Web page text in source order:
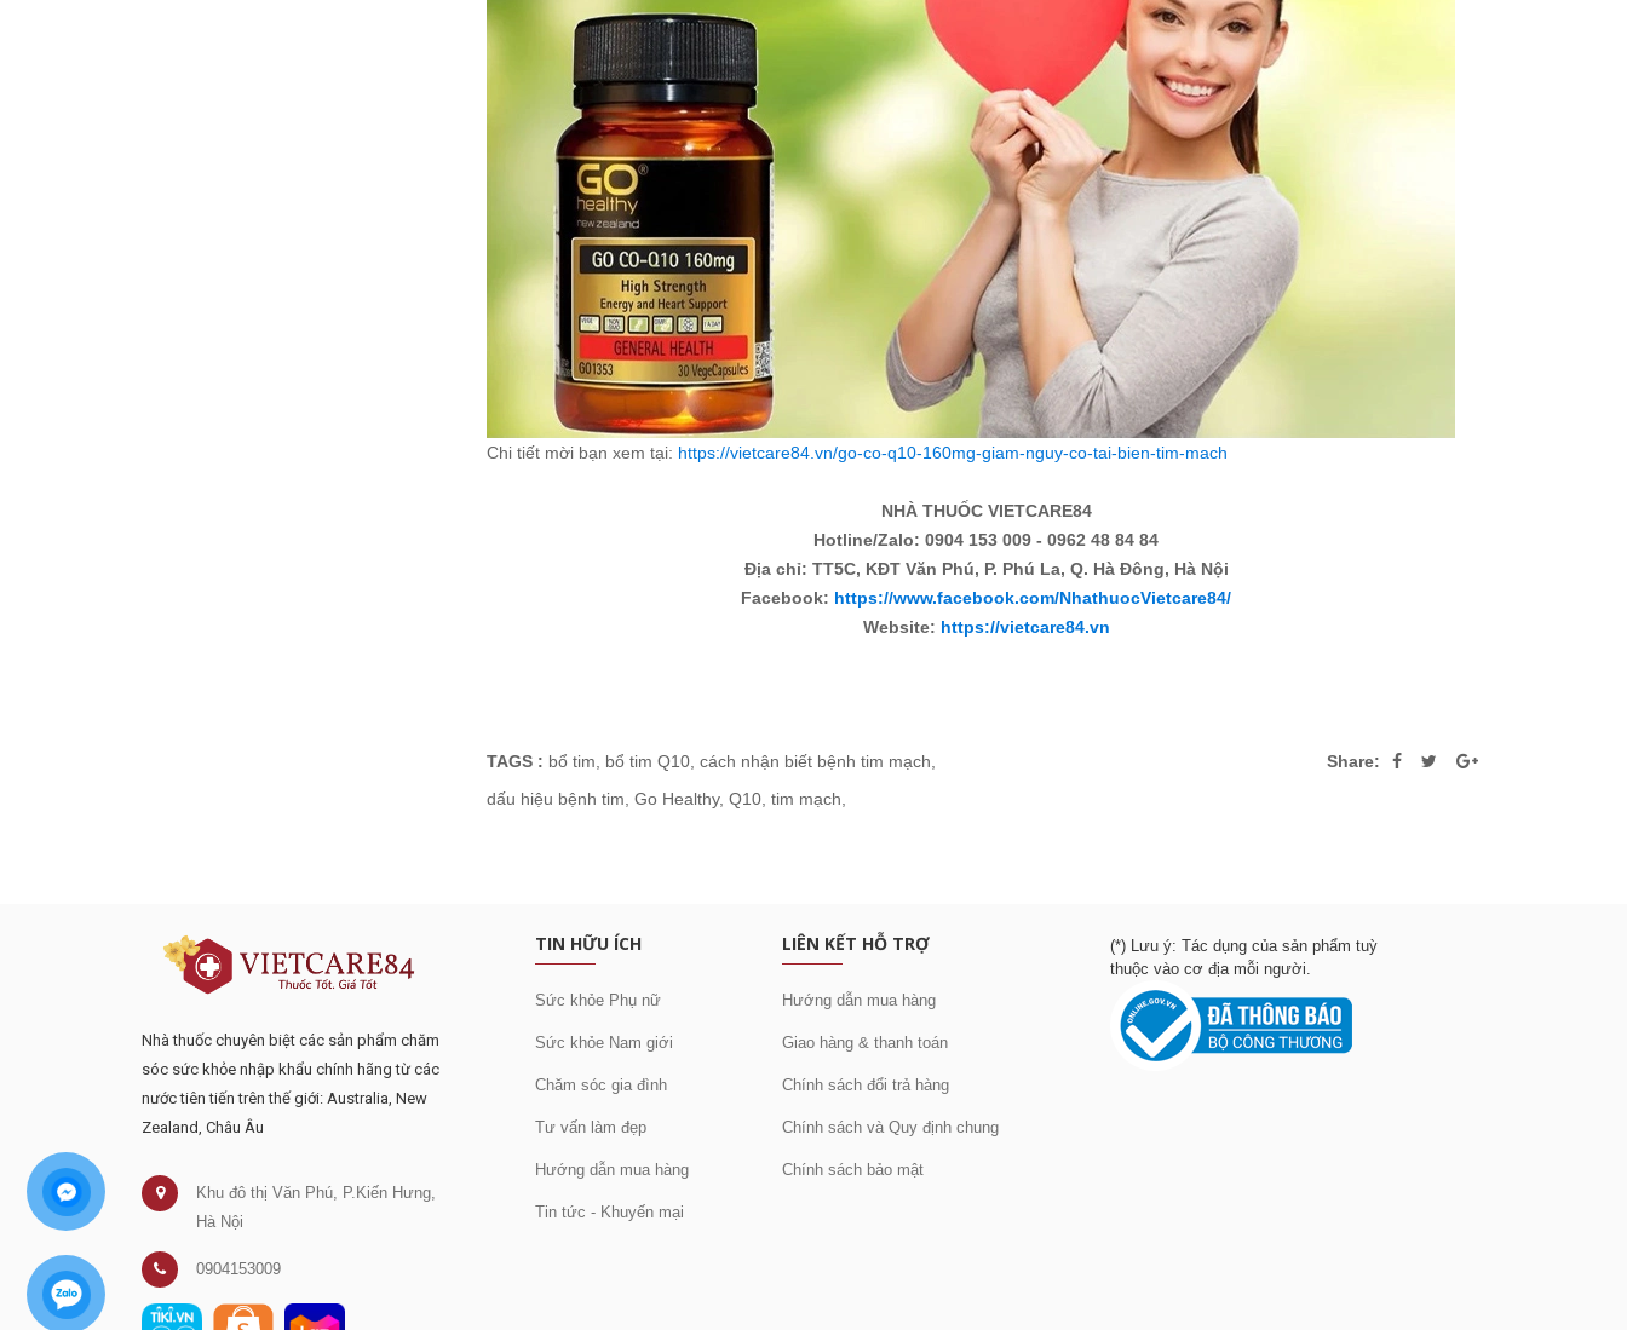
Chi tiết mời bạn xem tại: https://vietcare84.vn/go-co-q10-160mg-giam-nguy-co-tai-bien-tim-mach
NHÀ THUỐC VIETCARE84
Hotline/Zalo: 0904 153 009 - 0962 48 84 84
Địa chỉ: TT5C, KĐT Văn Phú, P. Phú La, Q. Hà Đông, Hà Nội
Facebook: https://www.facebook.com/NhathuocVietcare84/
Website: https://vietcare84.vn
TAGS : bổ tim bổ tim Q10 cách nhận biết bệnh tim mạch
dấu hiệu bệnh tim Go Healthy, Q10 tim mạch
Share:
Nhà thuốc chuyên biệt các sản phẩm chăm
sóc sức khỏe nhập khẩu chính hãng từ các
nước tiên tiến trên thế giới: Australia, New
Zealand, Châu Âu
Khu đô thị Văn Phú, P.Kiến Hưng,
Hà Nội
0904153009
TIN HỮU ÍCH
Sức khỏe Phụ nữ
Sức khỏe Nam giới
Chăm sóc gia đình
Tư vấn làm đẹp
Hướng dẫn mua hàng
Tin tức - Khuyến mại
LIÊN KẾT HỖ TRỢ
Hướng dẫn mua hàng
Giao hàng & thanh toán
Chính sách đổi trả hàng
Chính sách và Quy định chung
Chính sách bảo mật
(*) Lưu ý: Tác dụng của sản phẩm tuỳ
thuộc vào cơ địa mỗi người.